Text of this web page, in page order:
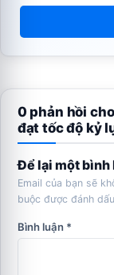
0 phản hồi
đạt tốc độ kỷ
Để lại một bình
Email của bạn sẽ
buộc được đánh dấu
Bình luận *